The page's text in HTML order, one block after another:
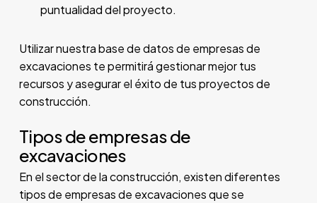
puntualidad del proyecto.
Utilizar nuestra base de datos de empresas de
excavaciones te permitirá gestionar mejor tus
recursos y asegurar el éxito de tus proyectos de
construcción.
Tipos de empresas de
excavaciones
En el sector de la construcción, existen diferentes
tipos de empresas de excavaciones que se